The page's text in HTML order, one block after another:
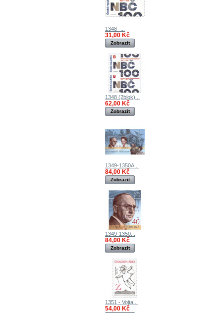
1348 -...
31,00 Kč
Zobrazit
1348 (2blok)...
62,00 Kč
Zobrazit
1349-1350A...
84,00 Kč
Zobrazit
1349-1350...
84,00 Kč
Zobrazit
1351 - Vojta...
54,00 Kč